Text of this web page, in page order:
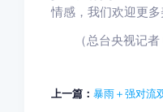
情感，我们欢迎更多
（总台央视记者
上一篇： 暴雨＋强对流